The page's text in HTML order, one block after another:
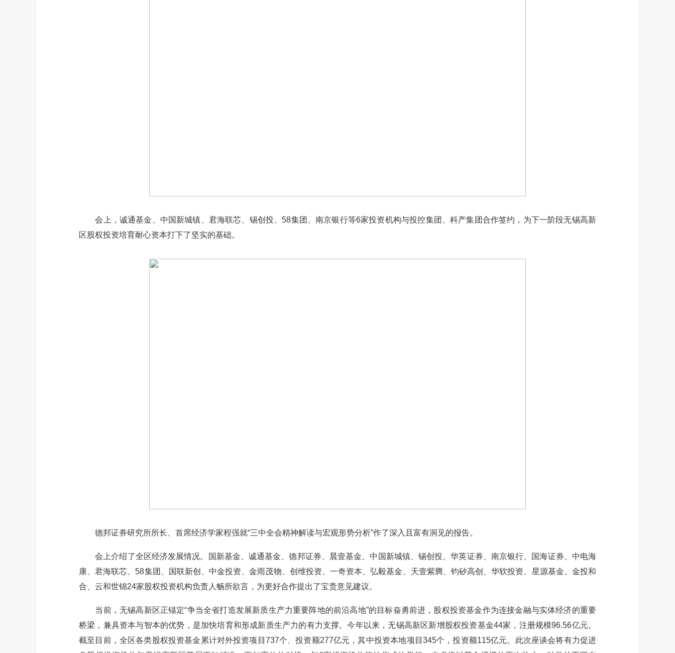
会上，诚通基金、中国新城镇、君海联芯、锡创投、58集团、南京银行等6家投资机构与投控集团、科产集团合作签约，为下一阶段无锡高新
区股权投资培育耐心资本打下了坚实的基础。
德邦证券研究所所长、首席经济学家程强就“三中全会精神解读与宏观形势分析”作了深入且富有洞见的报告。
会上介绍了全区经济发展情况。国新基金、诚通基金、德邦证券、晨壹基金、中国新城镇、锡创投、华英证券、南京银行、国海证券、中电海
康、君海联芯、58集团、国联新创、中金投资、金雨茂物、创维投资、一奇资本、弘毅基金、天壹紫腾、钧矽高创、华软投资、星源基金、金投和
合、云和世锦24家股权投资机构负责人畅所欲言，为更好合作提出了宝贵意见建议。
当前，无锡高新区正锚定“争当全省打造发展新质生产力重要阵地的前沿高地”的目标奋勇前进，股权投资基金作为连接金融与实体经济的重要
桥梁，兼具资本与智本的优势，是加快培育和形成新质生产力的有力支撑。今年以来，无锡高新区新增股权投资基金44家，注册规模96.56亿元。
截至目前，全区各类股权投资基金累计对外投资项目737个、投资额277亿元，其中投资本地项目345个，投资额115亿元。此次座谈会将有力促进